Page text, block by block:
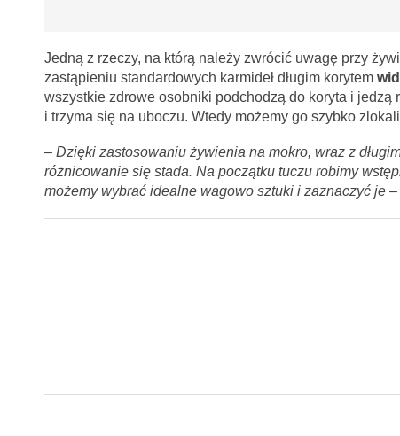
Jedną z rzeczy, na którą należy zwrócić uwagę przy
zastąpieniu standardowych karmideł długim korytem
wszystkie zdrowe osobniki podchodzą do koryta i
i trzyma się na uboczu. Wtedy możemy go szybko
– Dzięki zastosowaniu żywienia na mokro, wraz z
różnicowanie się stada. Na początku tuczu robimy
możemy wybrać idealne wagowo sztuki i zaznaczyć je –